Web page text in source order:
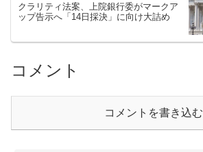
クラリティ法案、上院銀行委がマークア
ップ告示へ「14日採決」に向け大詰め
コメント
コメントを書き込む